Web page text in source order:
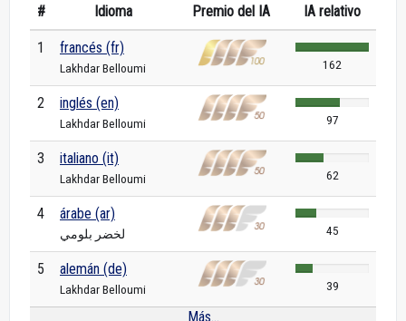
#
Idioma Premio del IA IA relativo
1 francés (fr)
Lakhdar Belloumi 162
2 inglés (en)
Lakhdar Belloumi 97
3 italiano (it)
Lakhdar Belloumi 62
4 árabe (ar)
لخضر بلومي 45
5 alemán (de)
Lakhdar Belloumi 39
Más...